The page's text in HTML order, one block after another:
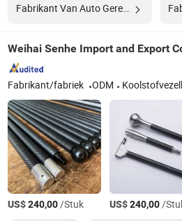
Fabrikant Van Auto Gereedschap
Weihai Senhe Import and Export
Fabrikant/fabriek ODM Koolstofvezelbuis, koolstofvezel telescopische
US$240,00/Stuk US$240,00/